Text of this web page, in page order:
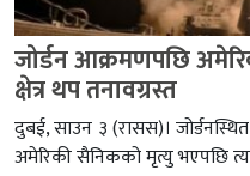
जोर्डन आक्रमणपछि
क्षेत्र थप तनावग्रस्त
दुबई, साउन ३ (रासस)।
अमेरिकी सैनिकको मृत्यु भएपछि